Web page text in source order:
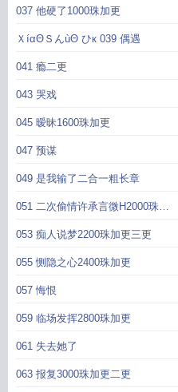
037 他硬了1000珠加更
ＸíαΘＳんùΘ ひк 039 偶遇
041 瘾二更
043 哭戏
045 暧昧1600珠加更
047 预谋
049 是我输了二合一粗长章
051 二次偷情许承言微H2000珠加
更
053 痴人说梦2200珠加更三更
055 恻隐之心2400珠加更
057 悔恨
059 临场发挥2800珠加更
061 失去她了
063 报复3000珠加更二更